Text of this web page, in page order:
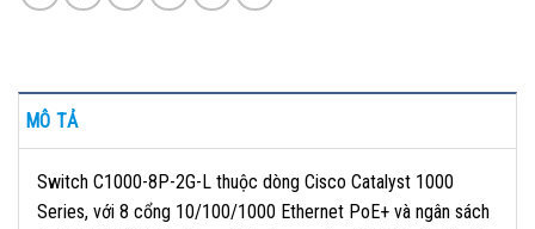
MÔ TẢ
Switch C1000-8P-2G-L thuộc dòng Cisco Catalyst 1000
Series, với 8 cổng 10/100/1000 Ethernet PoE+ và ngân sách